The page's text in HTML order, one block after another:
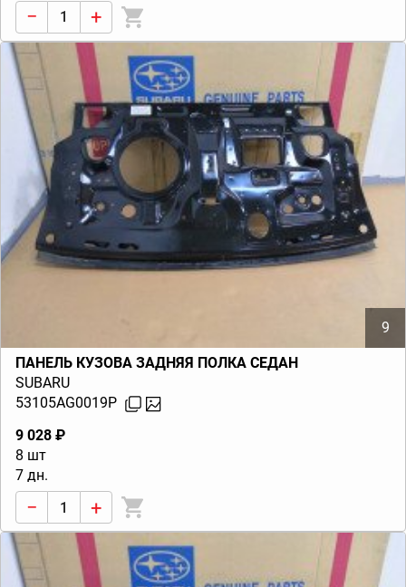
− +
9
ПАНЕЛЬ КУЗОВА ЗАДНЯЯ ПОЛКА СЕДАН
SUBARU
53105AG0019P
9 028 ₽
8 шт
7 дн.
− +